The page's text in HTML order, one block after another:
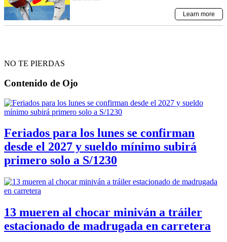
NO TE PIERDAS
Contenido de Ojo
Feriados para los lunes se confirman
desde el 2027 y sueldo mínimo subirá
primero solo a S/1230
13 mueren al chocar miniván a tráiler
estacionado de madrugada en carretera